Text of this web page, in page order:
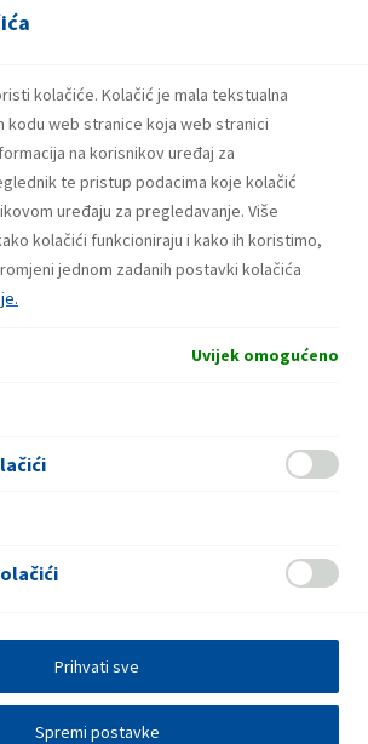
kolačiće. Kolačić je mala tekstualna
kodu web stranice koja web stranici
na korisnikov uređaj za
te pristup podacima koje kolačić
uređaju za pregledavanje. Više
kolačići funkcioniraju i kako ih koristimo,
jednom zadanih postavki kolačića
Uvijek omogućeno
Spremi postavke
Prihvati sve
rashladi, INA/EP CLUB te
kruga nagradne igre
rashladi, INA/EP CLUB te